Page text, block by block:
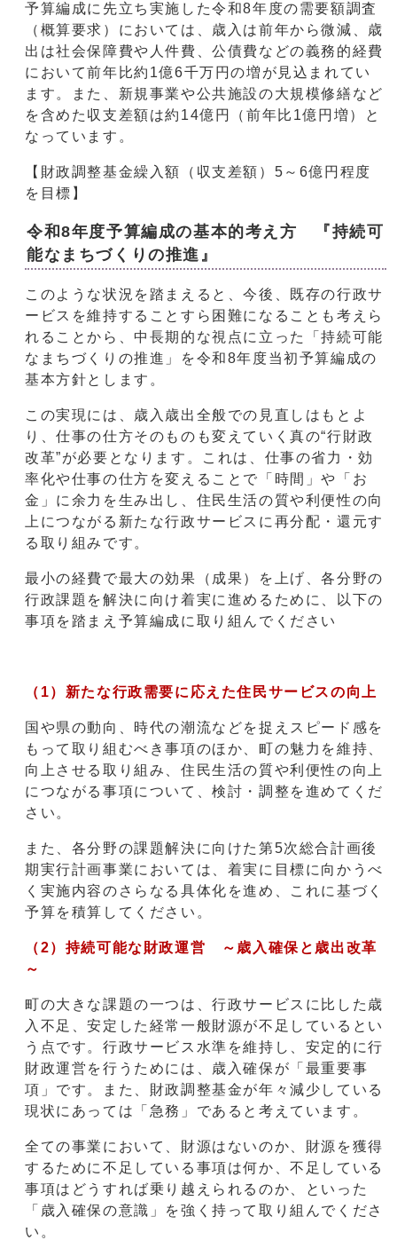
予算編成に先立ち実施した令和8年度の需要額調査
（概算要求）においては、歳入は前年から微減、歳
出は社会保障費や人件費、公債費などの義務的経費
において前年比約1億6千万円の増が見込まれてい
ます。また、新規事業や公共施設の大規模修繕など
を含めた収支差額は約14億円（前年比1億円増）と
なっています。
【財政調整基金繰入額（収支差額）5～6億円程度
を目標】
令和8年度予算編成の基本的考え方 『持続可
能なまちづくりの推進』
このような状況を踏まえると、今後、既存の行政サ
ービスを維持することすら困難になることも考えら
れることから、中長期的な視点に立った「持続可能
なまちづくりの推進」を令和8年度当初予算編成の
基本方針とします。
この実現には、歳入歳出全般での見直しはもとよ
り、仕事の仕方そのものも変えていく真の“行財政
改革”が必要となります。これは、仕事の省力・効
率化や仕事の仕方を変えることで「時間」や「お
金」に余力を生み出し、住民生活の質や利便性の向
上につながる新たな行政サービスに再分配・還元す
る取り組みです。
最小の経費で最大の効果（成果）を上げ、各分野の
行政課題を解決に向け着実に進めるために、以下の
事項を踏まえ予算編成に取り組んでください
（1）新たな行政需要に応えた住民サービスの向上
国や県の動向、時代の潮流などを捉えスピード感を
もって取り組むべき事項のほか、町の魅力を維持、
向上させる取り組み、住民生活の質や利便性の向上
につながる事項について、検討・調整を進めてくだ
さい。
また、各分野の課題解決に向けた第5次総合計画後
期実行計画事業においては、着実に目標に向かうべ
く実施内容のさらなる具体化を進め、これに基づく
予算を積算してください。
（2）持続可能な財政運営 ～歳入確保と歳出改革
～
町の大きな課題の一つは、行政サービスに比した歳
入不足、安定した経常一般財源が不足しているとい
う点です。行政サービス水準を維持し、安定的に行
財政運営を行うためには、歳入確保が「最重要事
項」です。また、財政調整基金が年々減少している
現状にあっては「急務」であると考えています。
全ての事業において、財源はないのか、財源を獲得
するために不足している事項は何か、不足している
事項はどうすれば乗り越えられるのか、といった
「歳入確保の意識」を強く持って取り組んでくださ
い。